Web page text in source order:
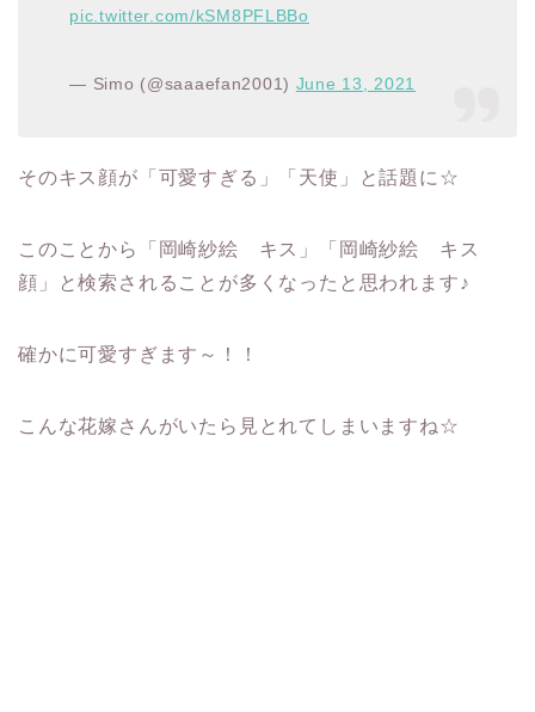
pic.twitter.com/kSM8PFLBBo
— Simo (@saaaefan2001) June 13, 2021
そのキス顔が「可愛すぎる」「天使」と話題に☆
このことから「岡崎紗絵 キス」「岡崎紗絵 キス
顔」と検索されることが多くなったと思われます♪
確かに可愛すぎます～！！
こんな花嫁さんがいたら見とれてしまいますね☆